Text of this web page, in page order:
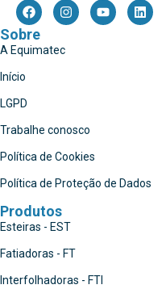
Sobre
A Equimatec
Início
LGPD
Trabalhe conosco
Política de Cookies
Política de Proteção de Dados
Produtos
Esteiras - EST
Fatiadoras - FT
Interfolhadoras - FTI